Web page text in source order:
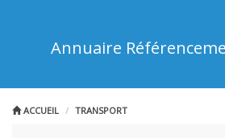
Annuaire
ACCUEIL TRANSPORT